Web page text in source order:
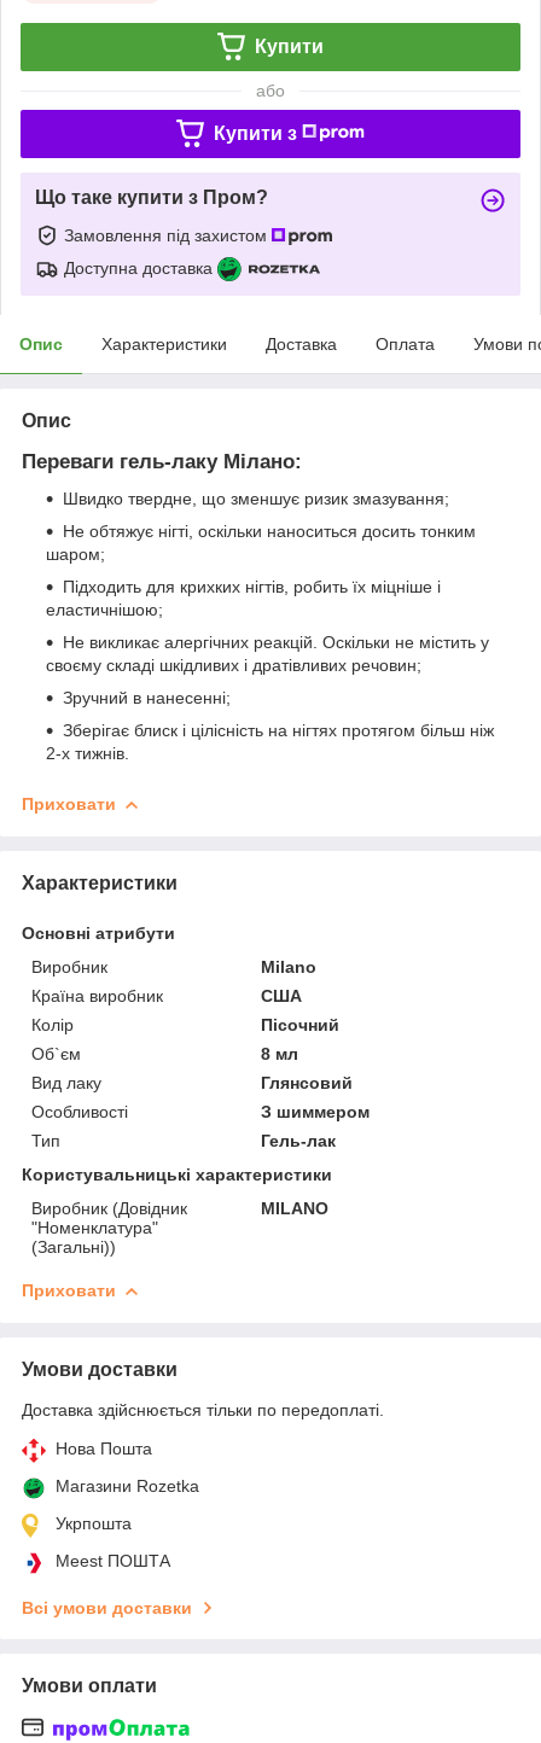
Купити
або
Купити з
Що таке купити з Пром?
Замовлення під захистом
Доступна доставка
Опис Характеристики Доставка Оплата Умови
Опис
Переваги гель-лаку Мілано:
Швидко твердне, що зменшує ризик змазування;
Не обтяжує нігті, оскільки наноситься досить тонким
шаром;
Підходить для крихких нігтів, робить їх міцніше і
еластичнішою;
Не викликає алергічних реакцій. Оскільки не містить у
своєму складі шкідливих і дратівливих речовин;
Зручний в нанесенні;
Зберігає блиск і цілісність на нігтях протягом більш ніж
2-х тижнів.
Приховати
Характеристики
Основні атрибути
Виробник
Milano
Країна виробник
США
Колір
Пісочний
Об`єм
8 мл
Вид лаку
Глянсовий
Особливості
З шиммером
Тип
Гель-лак
Користувальницькі характеристики
Виробник (Довідник
"Номенклатура"
(Загальні))
MILANO
Приховати
Умови доставки
Доставка здійснюється тільки по передоплаті.
Нова Пошта
Магазини Rozetka
Укрпошта
Meest ПОШТА
Всі умови доставки
Умови оплати